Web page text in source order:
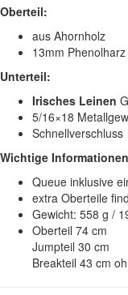
Oberteil:
aus Ahornholz
13mm
Unterteil:
Irisches Leinen
5/16×18
Schnellverschluss
Wichtige
Queue inklusive
extra Oberteile
Gewicht: 558 g /
Oberteil 74 cm
Jumpteil 30 cm
Breakteil 43 cm